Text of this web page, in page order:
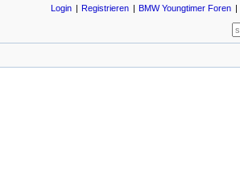
Login Registrieren BMW Youngtimer Foren